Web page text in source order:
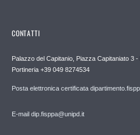
CONTATTI
Palazzo del Capitanio, Piazza Capitaniato 3
Portineria +39 049 8274534
Posta elettronica certificata
E-mail dip.fisppa@unipd.it